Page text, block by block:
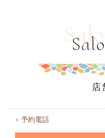
店
● 予約電話